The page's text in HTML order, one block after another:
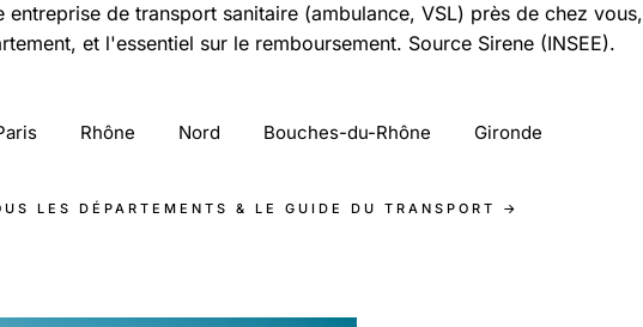
entreprise de transport sanitaire (ambulance, VSL) près de chez vous,
et l'essentiel sur le remboursement. Source Sirene (INSEE).
Rhône Nord Bouches-du-Rhône Gironde
LES DÉPARTEMENTS & LE GUIDE DU TRANSPORT →